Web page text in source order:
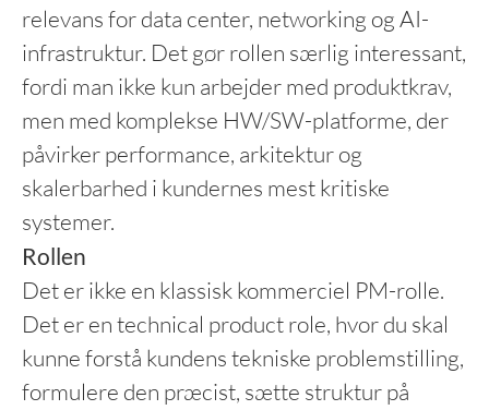
relevans for data center, networking og AI-
infrastruktur. Det gør rollen særlig interessant,
fordi man ikke kun arbejder med produktkrav,
men med komplekse HW/SW-platforme, der
påvirker performance, arkitektur og
skalerbarhed i kundernes mest kritiske
systemer.
Rollen
Det er ikke en klassisk kommerciel PM-rolle.
Det er en technical product role, hvor du skal
kunne forstå kundens tekniske problemstilling,
formulere den præcist, sætte struktur på